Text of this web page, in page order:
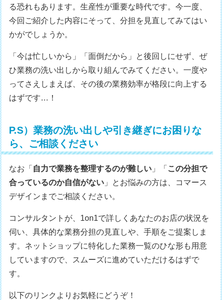
る恐れもあります。生産性が重要な時代です。今一度、
今回ご紹介した内容にそって、分担を見直してみてはい
かがでしょうか。
「今は忙しいから」「面倒だから」と後回しにせず、ぜ
ひ業務の洗い出しから取り組んでみてください。一度や
ってさえしまえば、その後の業務効率が格段に向上する
はずです…！
P.S）業務の洗い出しや引き継ぎにお困りな
ら、ご相談ください
なお「 自力で業務を整理するのが難しい 」「 この分担で
合っているのか自信がない 」とお悩みの方は、コマース
デザインまでご相談ください。
コンサルタントが、1on1で詳しくあなたのお店の状況を
伺い、具体的な業務分担の見直しや、手順をご提案しま
す。ネットショップに特化した業務一覧のひな形も用意
していますので、スムーズに進めていただけるはずで
す。
以下のリンクよりお気軽にどうぞ！